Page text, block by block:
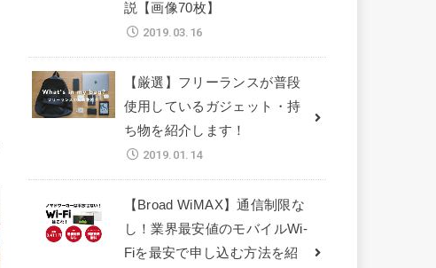
説【画像70枚】
2019.03.16
【厳選】フリーランスが普段
使用しているガジェット・持
ち物を紹介します！
2019.01.14
【Broad WiMAX】通信制限な
し！業界最安値のモバイルWi-
Fiを最安で申し込む方法を紹